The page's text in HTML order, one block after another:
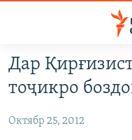
Ҷаҳиш
ба
мояи
Ҷаҳиш
ГӮШАҲО
ИҚТИСОД
ГАПИ ОЗОД
РӮЗГОРИ МУҲОҶИР
Дар
тоҷикро
Октябр 25, 2012